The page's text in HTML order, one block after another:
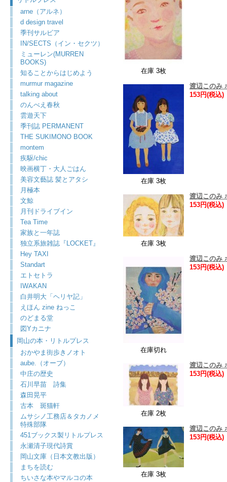
arne（アルネ）
d design travel
季刊サルビア
IN/SECTS（イン・セクツ）
ミューレン(MURREN
BOOKS)
知ることからはじめよう
murmur magazine
talking about
のんべえ春秋
雲遊天下
季刊誌 PERMANENT
THE SUKIMONO BOOK
montem
疾駆/chic
映画横丁・大人ごはん
美容文藝誌 髪とアタシ
月極本
文鯨
月刊ドライブイン
Tea Time
家族と一年誌
独立系旅雑誌『LOCKET』
Hey TAXI
Standart
エトセトラ
IWAKAN
白井明大「ヘリヤ記」
えほん zine ねっこ
のどまる堂
図Yカニナ
岡山の本・リトルプレス
おかやま街歩きノオト
aube.（オーブ）
中庄の歴史
石川早苗 詩集
森田晃平
古本 斑猫軒
ムサシノ工務店＆タカノメ
特殊部隊
451ブックス製リトルプレス
永瀬清子現代詩賞
岡山文庫（日本文教出版）
まちを読む
ちいさな本やマルコの本
在庫 3枚
在庫 3枚
渡辺この
153円(税込)
在庫 3枚
渡辺この
153円(税込)
在庫切れ
渡辺この
153円(税込)
在庫 2枚
渡辺この
153円(税込)
在庫 3枚
渡辺この
153円(税込)